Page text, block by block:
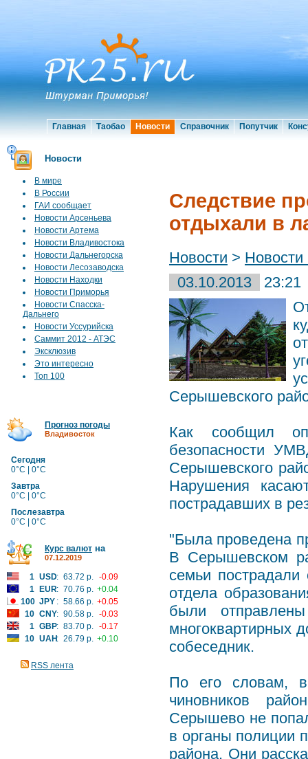
Главная Таобао Новости Справочник Попутчик
Новости
В мире
В России
ГАИ сообщает
Новости Арсеньева
Новости Артема
Новости Владивостока
Новости Дальнегорска
Новости Лесозаводска
Новости Находки
Новости Приморья
Новости Спасска-
Дальнего
Новости Уссурийска
Саммит 2012 - АТЭС
Эксклюзив
Это интересно
Топ 100
Прогноз погоды
Владивосток
Сегодня
0°C | 0°C
Завтра
0°C | 0°C
Послезавтра
0°C | 0°C
Курс валют на
07.12.2019
1 USD: 63.72 р. -0.09
1
EUR: 70.76 р. +0.04
100 JPY : 58.66 р. +0.05
10 CNY: 90.58 р. -0.03
1 GBP: 83.70 р. -0.17
10 UAH: 26.79 р. +0.10
RSS лента
Следствие
отдыхали в
Новости >
03.10.2013
23:21
Серышевского
Как сообщил
безопасности
Серышевского
Нарушения
пострадавших в
"Была проведена
В Серышевском
семьи пострадали
отдела
были
многоквартирных
собеседник.
По его словам,
чиновников
Серышево не
в органы полиции
района. Они